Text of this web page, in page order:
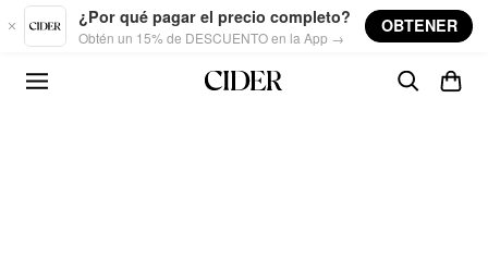
Skip to main content
¿Por qué pagar el precio completo?
Obtén un 15% de DESCUENTO en la App →
OBTENER